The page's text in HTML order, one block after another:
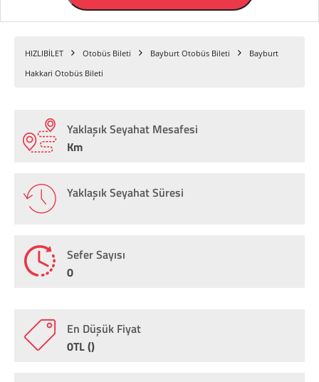
HIZLIBİLET Otobüs Bileti Bayburt Otobüs Bileti
Bayburt
Hakkari Otobüs Bileti
Yaklaşık Seyahat Mesafesi
Km
Yaklaşık Seyahat Süresi
Sefer Sayısı
0
En Düşük Fiyat
0TL ()